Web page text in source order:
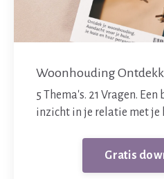
Woonhouding
5 Thema's. 21 Vragen.
inzicht in je relatie met je
Gratis